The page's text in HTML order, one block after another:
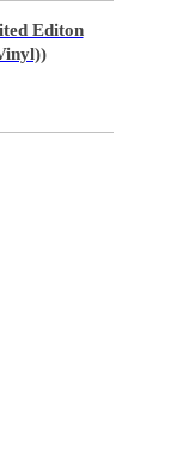
Editon